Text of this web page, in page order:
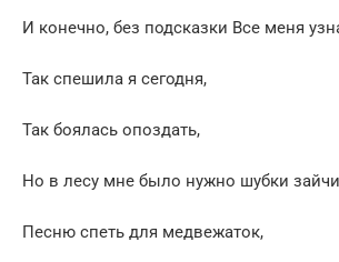
И конечно, без подсказки Все меня
Так спешила я сегодня,
Так боялась опоздать,
Но в лесу мне было нужно шубки
Песню спеть для медвежаток,